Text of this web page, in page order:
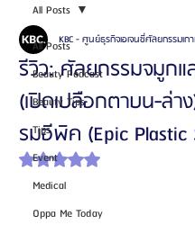
All Posts
Beauty Podcast
Beauty Tips
Tips
Event
Medical
Oppa Me Today
All Posts
รีวิว: ศัลยกรรมจมูกแ
(เปิดเปลือกตาบน-ล่
รมอีพิค (Epic Plastic
KBC - ศูนย์ธุรกิจเอเจนซี่ศัลยกรรมเก
ได้รับ NaN เต็ม 5 ดาว